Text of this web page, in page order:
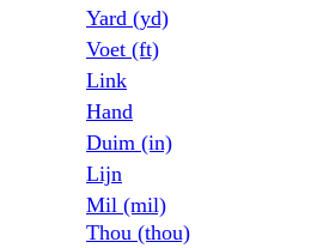
Yard (yd)
Voet (ft)
Link
Hand
Duim (in)
Lijn
Mil (mil)
Thou (thou)